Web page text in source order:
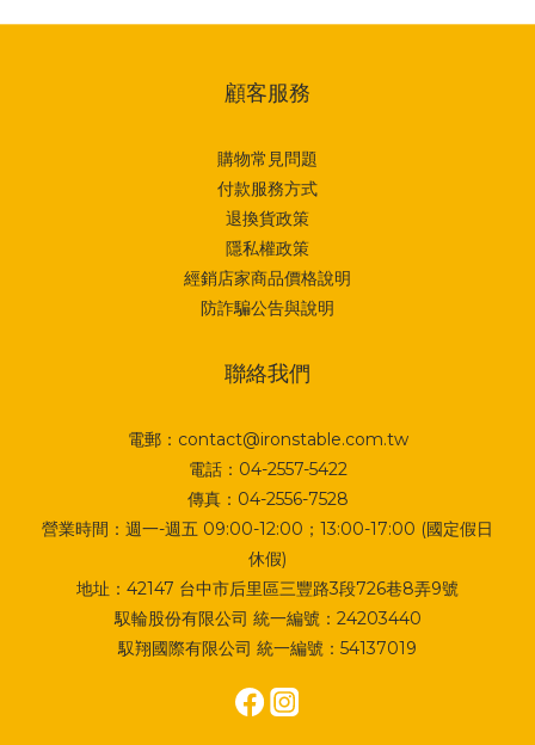
顧客服務
購物常見問題
付款服務方式
退換貨政策
隱私權政策
經銷店家商品價格說明
防詐騙公告與說明
聯絡我們
電郵：contact@ironstable.com.tw
電話：04-2557-5422
傳真：04-2556-7528
營業時間：週一-週五 09:00-12:00；13:00-17:00 (國定假日
休假)
地址： 42147 台中市后里區三豐路3段726巷8弄9號
馭輪股份有限公司 統一編號：24203440
馭翔國際有限公司 統一編號：54137019